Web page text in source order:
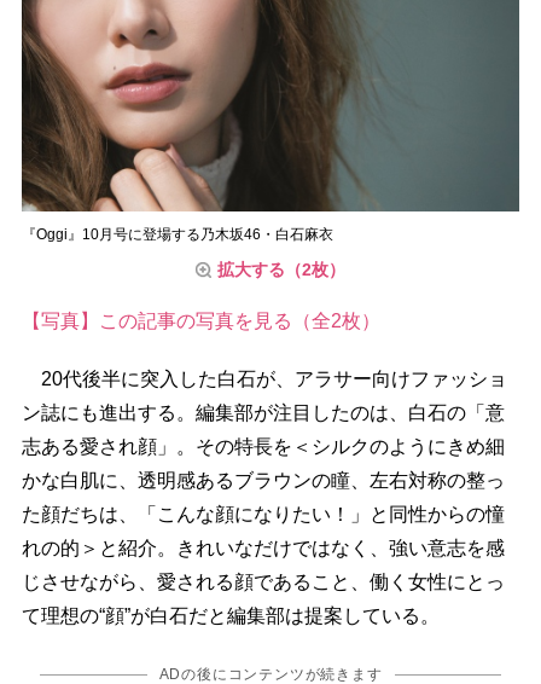
『Oggi』10月号に登場する乃木坂46・白石麻衣
拡大する（2枚）
【写真】この記事の写真を見る（全2枚）
20代後半に突入した白石が、アラサー向けファッショ
ン誌にも進出する。編集部が注目したのは、白石の「意
志ある愛され顔」。その特長を＜シルクのようにきめ細
かな白肌に、透明感あるブラウンの瞳、左右対称の整っ
た顔だちは、「こんな顔になりたい！」と同性からの憧
れの的＞と紹介。きれいなだけではなく、強い意志を感
じさせながら、愛される顔であること、働く女性にとっ
て理想の“顔”が白石だと編集部は提案している。
ADの後にコンテンツが続きます